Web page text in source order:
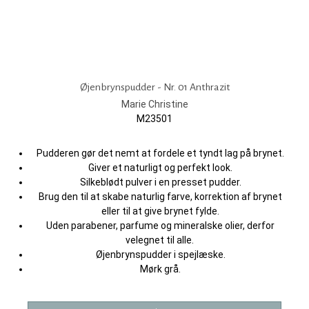
Øjenbrynspudder - Nr. 01 Anthrazit
Marie Christine
M23501
Pudderen gør det nemt at fordele et tyndt lag på brynet.
Giver et naturligt og perfekt look.
Silkeblødt pulver i en presset pudder.
Brug den til at skabe naturlig farve, korrektion af brynet
eller til at give brynet fylde.
Uden parabener, parfume og mineralske olier, derfor
velegnet til alle.
Øjenbrynspudder i spejlæske.
Mørk grå.